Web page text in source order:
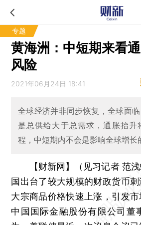
专题
黄海洲：中短期来看
风险
2021年06月24日 18:41
全球经济并非同步恢复，全球面
是总供给大于总需求，通胀抬升
程，中短期内不会是影响全球增长
【财新网】（见习记者 范浅
国出台了较大规模的财政货币
大宗商品价格快速上涨，引发市
中国国际金融股份有限公司董